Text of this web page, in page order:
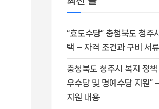
“효도수당” 충청북도 청주
택 – 자격 조건과 구비 서류
충청북도 청주시 복지 정책
우수당 및 명예수당 지원”
지원 내용